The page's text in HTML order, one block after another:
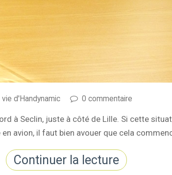
vie d'Handynamic 0 commentaire
à Seclin, juste à côté de Lille. Si cette
avion, il faut bien avouer que cela
Continuer la lecture